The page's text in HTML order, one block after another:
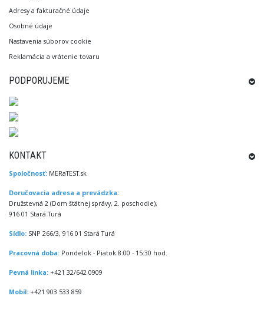
Adresy a fakturačné údaje
Osobné údaje
Nastavenia súborov cookie
Reklamácia a vrátenie tovaru
PODPORUJEME
KONTAKT
Spoločnosť: MERaTEST.sk
Doručovacia adresa a prevádzka:
Družstevná 2 (Dom štátnej správy, 2. poschodie),
916 01 Stará Turá
Sídlo: SNP 266/3, 916 01 Stará Turá
Pracovná doba: Pondelok - Piatok 8:00 - 15:30 hod.
Pevná linka: +421 32/642 0909
Mobil: +421 903 533 859